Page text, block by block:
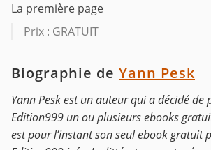
La première page
Prix : GRATUIT
Biographie de Yann Pesk
Yann Pesk est un auteur qui a décidé de
Edition999 un ou plusieurs ebooks
est pour l’instant son seul ebook gratuit